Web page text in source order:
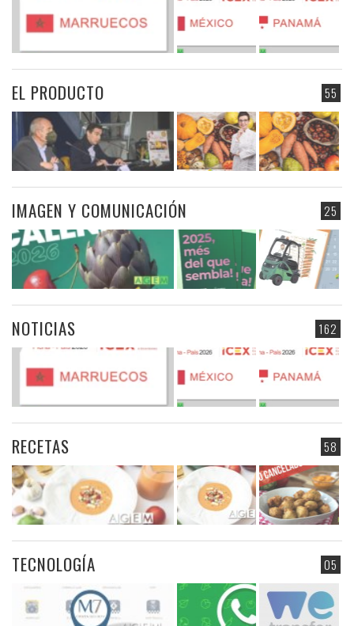
55
EL PRODUCTO
25
IMAGEN Y COMUNICACIÓN
162
NOTICIAS
58
RECETAS
05
TECNOLOGÍA